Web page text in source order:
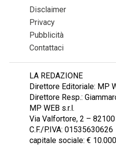
Disclaimer
Privacy
Pubblicità
Contattaci
LA REDAZIONE
Direttore Editoriale: MP
Direttore Resp.:
MP WEB s.r.l.
Via Valfortore, 2 –
C.F./P.IVA: 01535630626
capitale sociale: €